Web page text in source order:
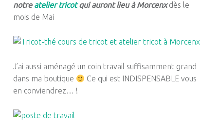
notre atelier tricotqui auront lieu à Morcenx dès le
mois de Mai
J’ai aussi aménagé un coin travail suffisamment grand
dans ma boutique
Ce qui est INDISPENSABLE vous
en conviendrez… !